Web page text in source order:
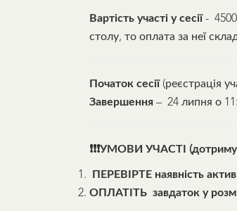
Вартість участі у сесії- 4500
столу, то оплата за неї
Початок сесії(реєстрація
Завершення – 24 липня о
❗❗❗УМОВИ УЧАСТІ
ПЕРЕВІРТЕ наявність
ОПЛАТІТЬ завдаток у